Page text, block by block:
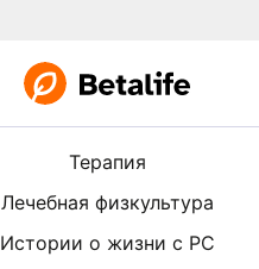
Терапия
Лечебная физкультура
Истории о жизни с РС